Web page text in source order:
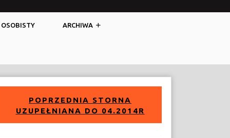
OSOBISTY ARCHIWA
POPRZEDNIA STORNA
UZUPEŁNIANA DO 04.2014R